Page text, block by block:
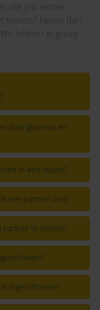
die jou verder
tussen? Neem dan
helpen je graag
datingbureau en
in een relatie?
een partner vind?
partner te vinden?
ingeschreven?